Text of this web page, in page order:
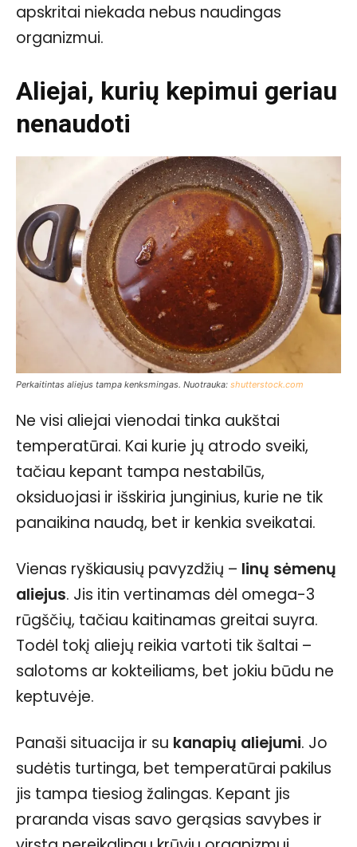
apskritai niekada nebus naudingas
organizmui.
Aliejai, kurių kepimui geriau
nenaudoti
Perkaitintas aliejus tampa kenksmingas. Nuotrauka: shutterstock.com
Ne visi aliejai vienodai tinka aukštai
temperatūrai. Kai kurie jų atrodo sveiki,
tačiau kepant tampa nestabilūs,
oksiduojasi ir išskiria junginius, kurie ne tik
panaikina naudą, bet ir kenkia sveikatai.
Vienas ryškiausių pavyzdžių – linų sėmenų
aliejus. Jis itin vertinamas dėl omega-3
rūgščių, tačiau kaitinamas greitai suyra.
Todėl tokį aliejų reikia vartoti tik šaltai –
salotoms ar kokteiliams, bet jokiu būdu ne
keptuvėje.
Panaši situacija ir su kanapių aliejumi. Jo
sudėtis turtinga, bet temperatūrai pakilus
jis tampa tiesiog žalingas. Kepant jis
praranda visas savo gerąsias savybes ir